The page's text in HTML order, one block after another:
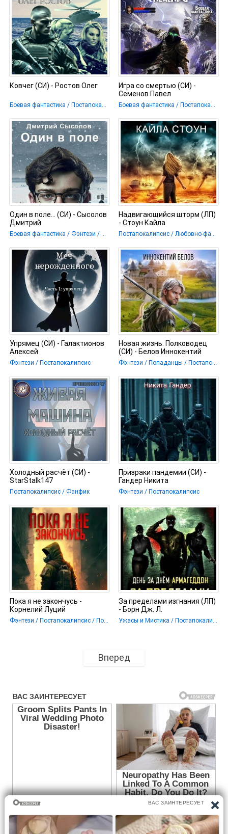
Ковчег (СИ) - Ростов Олег
Боевая фантастика / Постапокалипсис
Игра со смертью (СИ) -
Семенов Павел
Боевая фантастика / Постапокалипсис
Один в поле... (СИ) - Сысолов
Дмитрий
Боевая фантастика / Фэнтези / Постапокалипсис
Надвигающийся шторм (ЛП)
- Стоун Кайла
Постапокалипсис / Любовно-фантастические романы
Упрямец (СИ) - Галактионов
Алексей
Фэнтези / Постапокалипсис
Новая жизнь. Полководец
(СИ) - Белов Иннокентий
Фэнтези / Попаданцы / Постапокалипсис
Холодный расчёт (СИ) -
StarStalk147
Постапокалипсис / Фанфик
Призраки пандемии (СИ) -
Гандер Никита
Фэнтези / Постапокалипсис
Пока я не закончусь -
Корнелий Луций
Фэнтези / Постапокалипсис / Попаданцы
За пределами изгнания (ЛП)
- Борн Дж. Л.
Ужасы и Мистика / Постапокалипсис / Мистика
Вперед